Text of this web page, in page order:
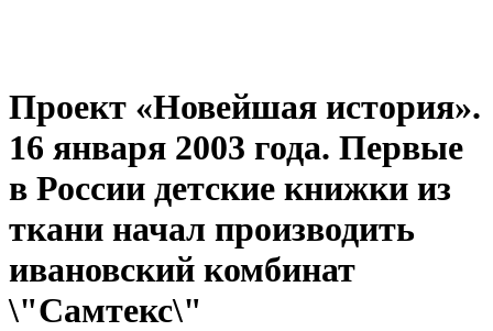
Проект «Новейшая история».
16 января 2003 года. Первые
в России детские книжки из
ткани начал производить
ивановский комбинат
\"Самтекс\"